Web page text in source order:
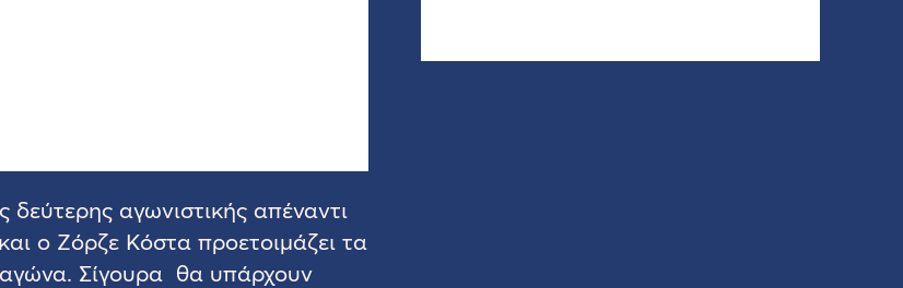
δεύτερης αγωνιστικής απέναντι
ο Ζόρζε Κόστα προετοιμάζει τα
Σίγουρα θα υπάρχουν